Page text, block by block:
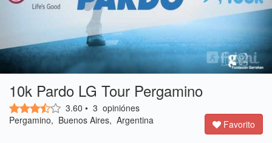
10k Pardo LG Tour Pergamino
3.60 • 3 opiniónes
Pergamino, Buenos Aires, Argentina
Favorito